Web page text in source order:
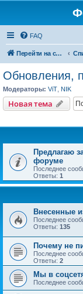
FAQ
Перейти на сайт
Обновления,
Модераторы: ViT NIK
Новая тема
Предлагаю
форуме
Последнее
Ответы: 1
Внесенные
Последнее
Ответы: 135
Почему не
Последнее
Ответы: 2
Мы в
Последнее